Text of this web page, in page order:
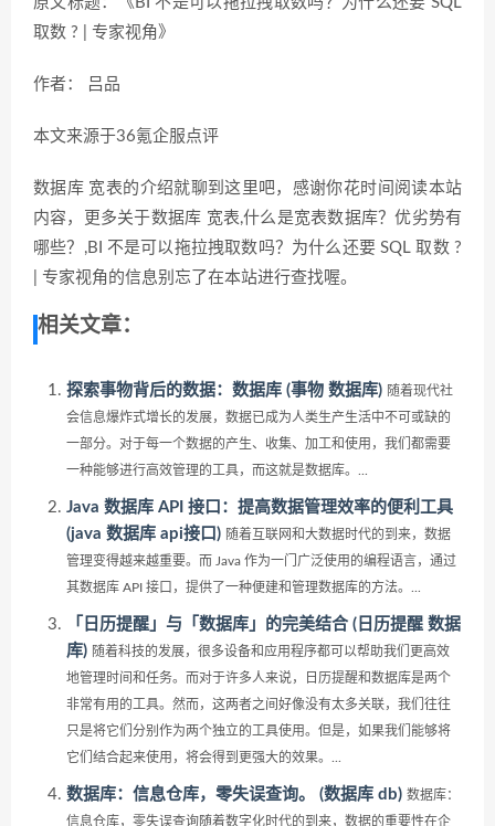
取数 ? | 专家视角》
作者： 吕品
本文来源于36氪企服点评
数据库 宽表的介绍就聊到这里吧，感谢你花时间阅读本站
内容，更多关于数据库 宽表,什么是宽表数据库？优劣势有
哪些？,BI 不是可以拖拉拽取数吗？为什么还要 SQL 取数 ?
| 专家视角的信息别忘了在本站进行查找喔。
相关文章：
探索事物背后的数据：数据库 (事物 数据库) 随着现代社
会信息爆炸式增长的发展，数据已成为人类生产生活中不可或缺的
一部分。对于每一个数据的产生、收集、加工和使用，我们都需要
一种能够进行高效管理的工具，而这就是数据库。...
Java 数据库 API 接口：提高数据管理效率的便利工具
(java 数据库 api接口) 随着互联网和大数据时代的到来，数据
管理变得越来越重要。而 Java 作为一门广泛使用的编程语言，通过
其数据库 API 接口，提供了一种便建和管理数据库的方法。...
「日历提醒」与「数据库」的完美结合 (日历提醒 数据
库) 随着科技的发展，很多设备和应用程序都可以帮助我们更高效
地管理时间和任务。而对于许多人来说，日历提醒和数据库是两个
非常有用的工具。然而，这两者之间好像没有太多关联，我们往往
只是将它们分别作为两个独立的工具使用。但是，如果我们能够将
它们结合起来使用，将会得到更强大的效果。...
数据库：信息仓库，零失误查询。 (数据库 db) 数据库：
信息仓库，零失误查询随着数字化时代的到来，数据的重要性在企